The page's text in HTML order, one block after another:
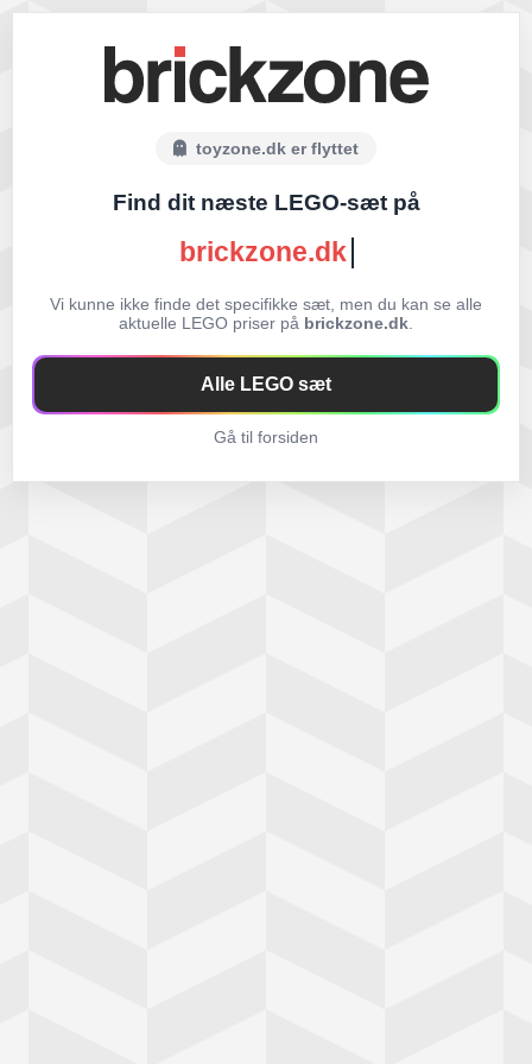
toyzone.dk er flyttet
Find dit næste LEGO-sæt på
brickzone.dk
Vi kunne ikke finde det specifikke sæt, men du kan se alle
aktuelle LEGO priser på brickzone.dk
Alle LEGO sæt
Gå til forsiden